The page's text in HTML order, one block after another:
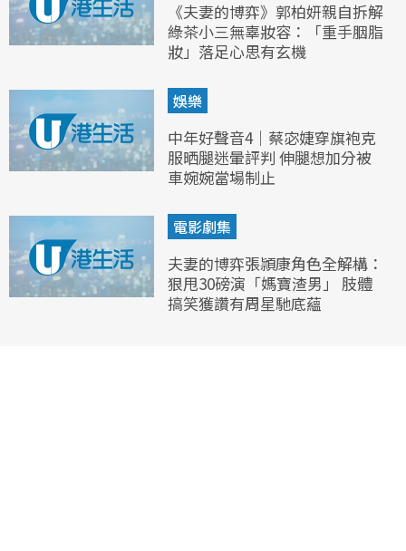
《夫妻的博弈》郭柏妍親自拆解
綠茶小三無辜妝容：「重手胭脂
妝」落足心思有玄機
娛樂
中年好聲音4｜蔡宓婕穿旗袍克
服晒腿迷暈評判 伸腿想加分被
車婉婉當場制止
電影劇集
夫妻的博弈張頴康角色全解構：
狠甩30磅演「媽寶渣男」 肢體
搞笑獲讚有周星馳底蘊